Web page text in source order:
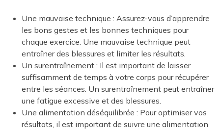
Une mauvaise technique : Assurez-vous d’apprendre
les bons gestes et les bonnes techniques pour
chaque exercice. Une mauvaise technique peut
entraîner des blessures et limiter les résultats.
Un surentraînement : Il est important de laisser
suffisamment de temps à votre corps pour récupérer
entre les séances. Un surentraînement peut entraîner
une fatigue excessive et des blessures.
Une alimentation déséquilibrée : Pour optimiser vos
résultats, il est important de suivre une alimentation